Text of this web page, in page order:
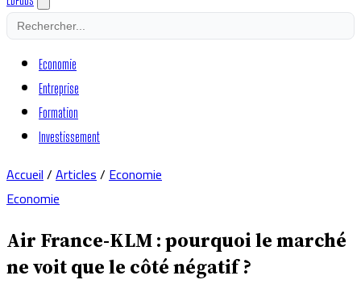
Economie
Entreprise
Formation
Investissement
Accueil/Articles/Economie
Economie
Air France-KLM : pourquoi le marché
ne voit que le côté négatif ?